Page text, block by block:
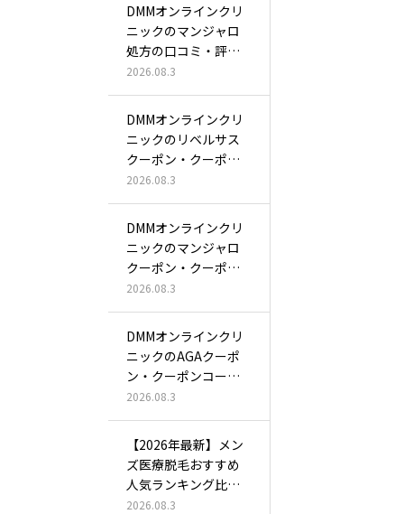
DMMオンラインクリ
ニックのマンジャロ
処方の口コミ・評判
は？2.5…
2026.08.3
DMMオンラインクリ
ニックのリベルサス
クーポン・クーポン
コード一覧…
2026.08.3
DMMオンラインクリ
ニックのマンジャロ
クーポン・クーポン
コード一覧…
2026.08.3
DMMオンラインクリ
ニックのAGAクーポ
ン・クーポンコード
一覧！初…
2026.08.3
【2026年最新】メン
ズ医療脱毛おすすめ
人気ランキング比較1
5選！…
2026.08.3